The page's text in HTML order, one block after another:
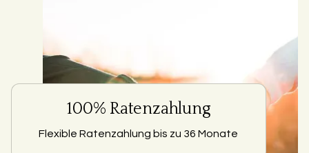
100% Ratenzahlung
Flexible Ratenzahlung bis zu 36 Monate